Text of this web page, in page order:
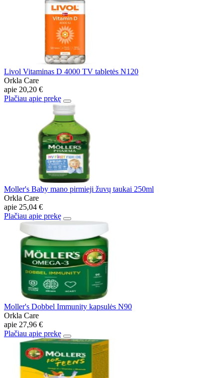
Livol Vitaminas D 4000 TV tabletės N120
Orkla Care
apie 20,20 €
Plačiau apie prekę
Moller's Baby mano pirmieji žuvų taukai 250ml
Orkla Care
apie 25,04 €
Plačiau apie prekę
Moller's Dobbel Immunity kapsulės N90
Orkla Care
apie 27,96 €
Plačiau apie prekę